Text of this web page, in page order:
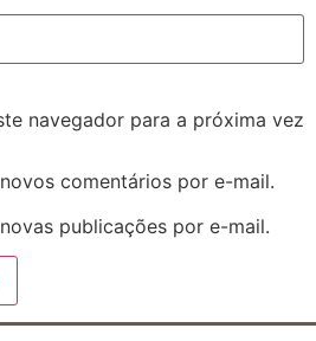
navegador para a próxima vez
comentários por e-mail.
publicações por e-mail.